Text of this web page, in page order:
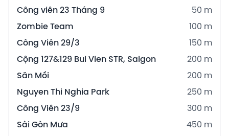
Công viên 23 Tháng 9
50 m
Zombie Team
100 m
Công Viên 29/3
150 m
Cộng 127&129 Bui Vien STR, Saigon
200 m
Săn Mồi
200 m
Nguyen Thi Nghia Park
250 m
Công Viên 23/9
300 m
Sài Gòn Mưa
450 m